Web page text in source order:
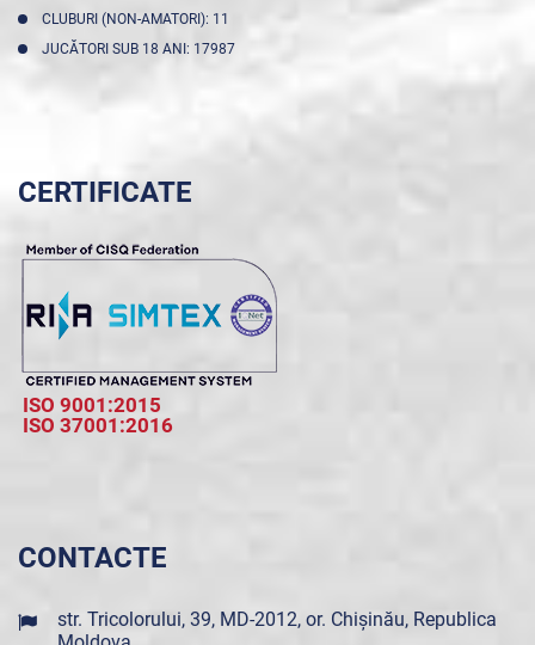
CLUBURI (NON-AMATORI): 11
JUCĂTORI SUB 18 ANI: 17987
CERTIFICATE
ISO 9001:2015
ISO 37001:2016
CONTACTE
str. Tricolorului, 39, MD-2012, or. Chișinău, Republica